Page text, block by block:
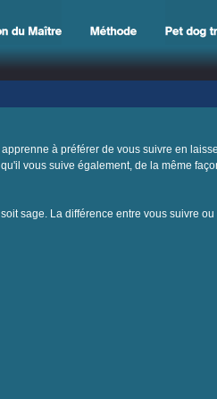
à préférer de vous suivre en
vous suive également, de la même
sage. La différence entre vous suivre